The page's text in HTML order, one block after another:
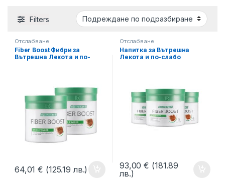
Filters
Отслабване
Fiber Boost Фибри за
Вътрешна Лекота и по-
64,01€ (125.19 лв.)
Отслабване
Напитка за Вътрешна
Лекота и по-слабо
93,00€ (181.89
лв.)